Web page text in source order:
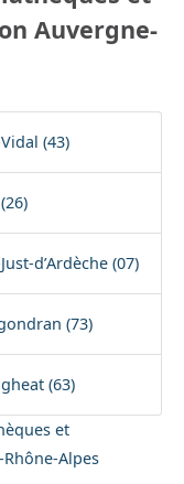
Auvergne-
(43)
d’Ardèche (07)
(73)
(63)
et
Alpes